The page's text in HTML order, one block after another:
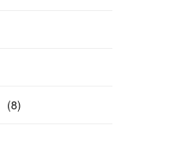
(8)